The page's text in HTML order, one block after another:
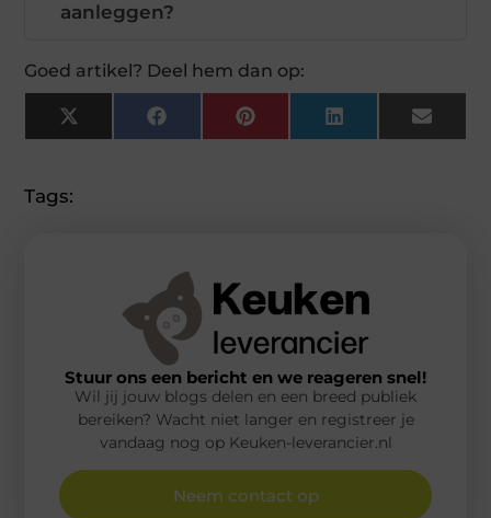
aanleggen?
Goed artikel? Deel hem dan op:
X
(Twitter)
FacebookPinterestLinkedInEmail
Tags:
Stuur ons een bericht en we reageren snel!
Wil jij jouw blogs delen en een breed publiek
bereiken? Wacht niet langer en registreer je
vandaag nog op Keuken-leverancier.nl
Neem contact op